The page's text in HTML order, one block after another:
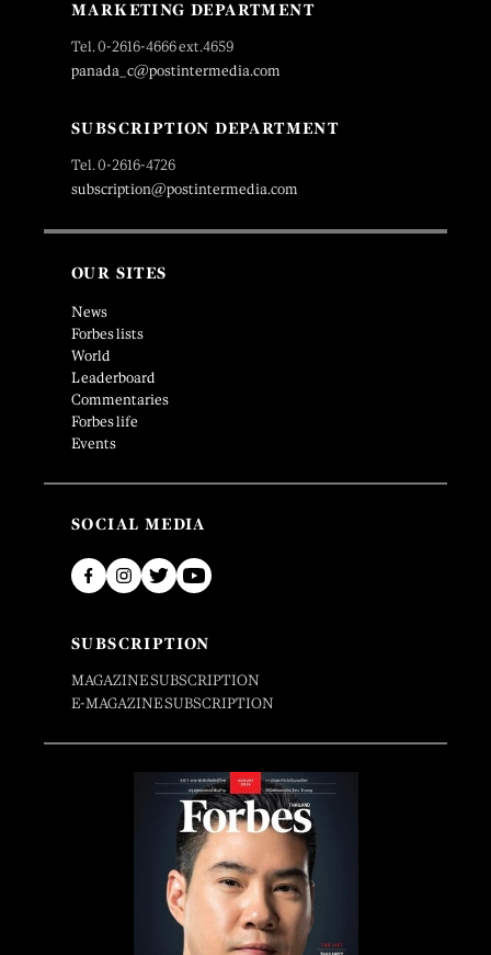
MARKETING DEPARTMENT
Tel. 0-2616-4666 ext.4659
panada_c@postintermedia.com
SUBSCRIPTION DEPARTMENT
Tel. 0-2616-4726
subscription@postintermedia.com
OUR SITES
News
Forbes lists
World
Leaderboard
Commentaries
Forbes life
Events
SOCIAL MEDIA
SUBSCRIPTION
MAGAZINE SUBSCRIPTION
E-MAGAZINE SUBSCRIPTION